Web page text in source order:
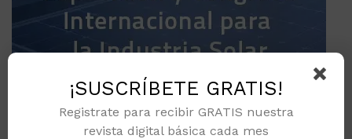
¡SUSCRÍBETE GRATIS!
Registrate para recibir GRATIS nuestra
revista digital básica cada mes